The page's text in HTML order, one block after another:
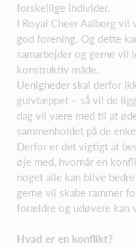
forskellige individer.
I Royal Cheer Aalborg
god forening. Og dette
samarbejder og gerne vil
konstruktiv måde.
Uenigheder skal derfor
gulvtæppet – så̊ vil de
dag vil være med til at
sammenholdet på de
Derfor er det vigtigt at
øje med, hvornår en
noget alle kan blive
gerne vil skabe rammer
forældre og udøvere kan
Hvad er en konflikt?